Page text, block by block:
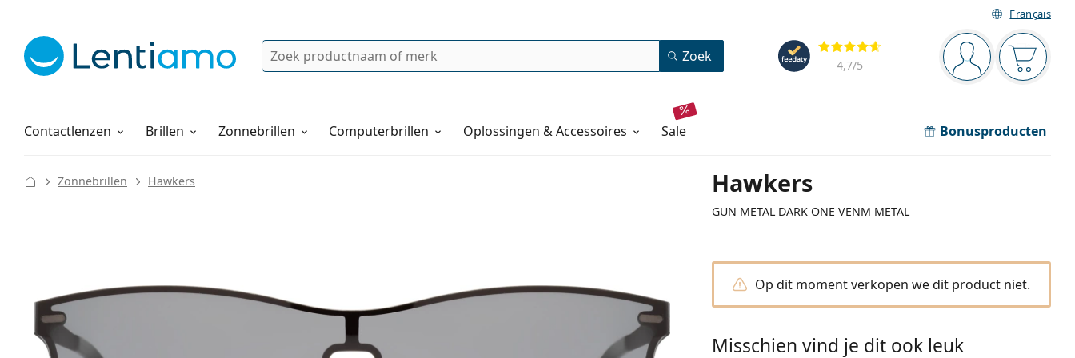
Français
Navigatie
Je bent ingelogd
Jouw
Beoordelingen
4,7/5
Zoek Zoek
Contactlenzen
Lenzenvloeistoffen Brillen Zonnebrillen Computerbrillen Oplossingen & Accessoires sale Bonusproducten
Hoe bestellen
Hawkers
GUN METAL DARK ONE VENM METAL
Zonnebrillen Hawkers
Op dit moment verkopen we dit product niet.
Misschien vind je dit ook leuk